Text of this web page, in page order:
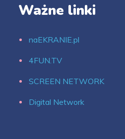
Ważne linki
naEKRANIE.pl
4FUN.TV
SCREEN NETWORK
Digital Network